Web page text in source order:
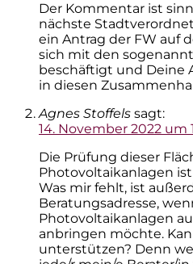
Der Kommentar ist
nächste
ein Antrag der FW auf
sich mit den
beschäftigt und Deine
in diesen
Agnes Stoffels sagt:
14. November 2022 um
Die Prüfung dieser
Photovoltaikanlagen
Was mir fehlt, ist
Beratungsadresse,
Photovoltaikanlagen
anbringen möchte.
unterstützen? Denn